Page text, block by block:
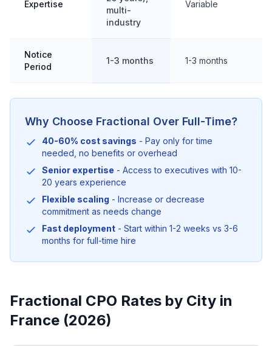
Expertise
multi-
industry
Variable
Notice
Period
1-3 months 1-3 months
Why Choose Fractional Over Full-Time?
40-60% cost savings - Pay only for time
needed, no benefits or overhead
Senior expertise - Access to executives with 10-
20 years experience
Flexible scaling - Increase or decrease
commitment as needs change
Fast deployment - Start within 1-2 weeks vs 3-6
months for full-time hire
Fractional CPO Rates by City in
France (2026)